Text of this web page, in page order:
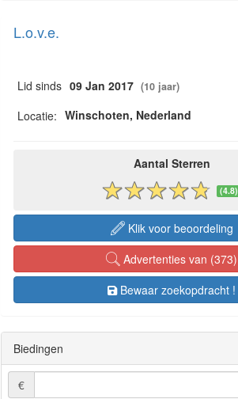
L.o.v.e.
Lid sinds 09 Jan 2017 (10 jaar)
Locatie: Winschoten, Nederland
Aantal Sterren
(4.8)
Klik voor beoordeling
Advertenties van (373)
Bewaar zoekopdracht !
Biedingen
€